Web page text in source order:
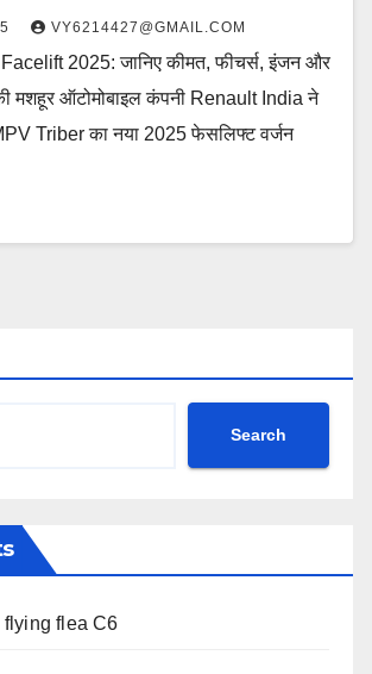
VY6214427@GMAIL.COM
2025: जानिए कीमत, फीचर्स, इंजन और
मशहूर ऑटोमोबाइल कंपनी Renault India ने
Triber का नया 2025 फेसलिफ्ट वर्जन
Search
flea C6